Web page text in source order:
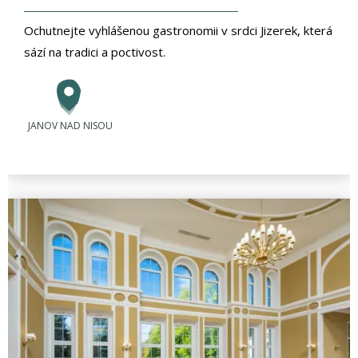
Ochutnejte vyhlášenou gastronomii v srdci Jizerek, která
sází na tradici a poctivost.
JANOV NAD NISOU